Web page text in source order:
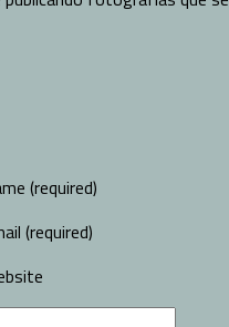
(required)
(required)